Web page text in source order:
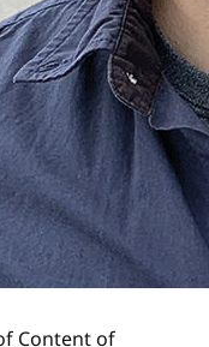
Content of